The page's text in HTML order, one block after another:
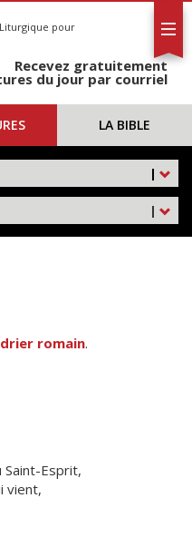
pour
Recevez gratuitement
du jour par courriel
LA BIBLE
|
|
romain.
Saint-Esprit,
vient,